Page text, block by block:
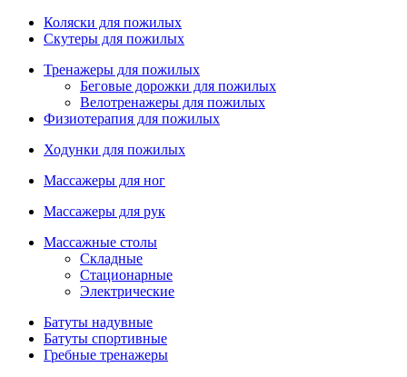
Коляски для пожилых
Скутеры для пожилых
Тренажеры для пожилых
Беговые дорожки для пожилых
Велотренажеры для пожилых
Физиотерапия для пожилых
Ходунки для пожилых
Массажеры для ног
Массажеры для рук
Массажные столы
Складные
Стационарные
Электрические
Батуты надувные
Батуты спортивные
Гребные тренажеры